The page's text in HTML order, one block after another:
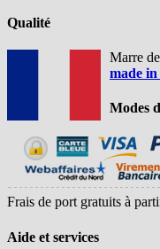
Qualité
Marre
made
Modes
Frais de port gratuits à
Aide et services